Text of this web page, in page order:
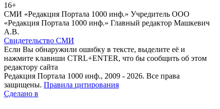
16+
СМИ «Редакция Портала 1000 инф.» Учредитель ООО
«Редакция Портала 1000 инф.» Главный редактор Машкевич
А.В.
Свидетельство СМИ
Если Вы обнаружили ошибку в тексте, выделите её и
нажмите клавиши CTRL+ENTER, что бы сообщить об этом
редактору сайта
Редакция Портала 1000 инф., 2009 - 2026. Все права
защищены. Правила цитирования
Сделано в